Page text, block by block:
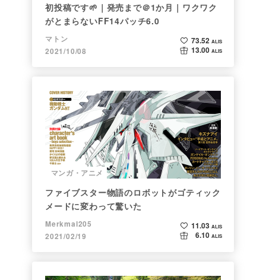
初投稿です🌱｜発売まで＠1か月｜ワクワク
がとまらないFF14パッチ6.0
マトン
2021/10/08
73.52 ALIS
13.00 ALIS
マンガ・アニメ
ファイブスター物語のロボットがゴティック
メードに変わって驚いた
Merkmal205
2021/02/19
11.03 ALIS
6.10 ALIS